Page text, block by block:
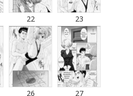
22 23
26 27